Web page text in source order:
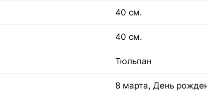
40 см.
40 см.
Тюльпан
8 марта, День